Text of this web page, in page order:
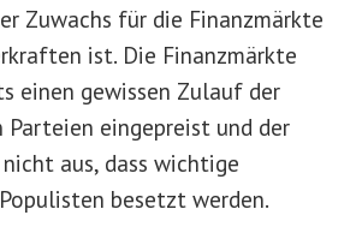
Zuwachs für die Finanzmärkte
ist. Die Finanzmärkte
einen gewissen Zulauf der
Parteien eingepreist und der
aus, dass wichtige
besetzt werden.